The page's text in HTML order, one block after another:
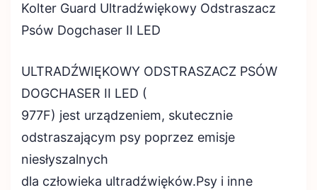
Kolter Guard Ultradźwiękowy Odstraszacz
Psów Dogchaser II LED
ULTRADŹWIĘKOWY ODSTRASZACZ PSÓW
DOGCHASER II LED (
977F) jest urządzeniem, skutecznie
odstraszającym psy poprzez emisje
niesłyszalnych
dla człowieka ultradźwięków.Psy i inne